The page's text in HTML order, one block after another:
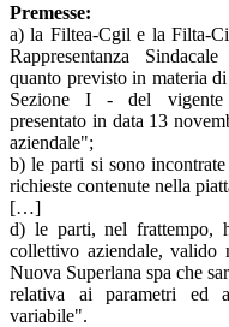
Premesse:
a) la Filtea-Cgil e la Filta-
Rappresentanza
quanto previsto in materia
Sezione I - del vigente
presentato in data 13
aziendale";
b) le parti si sono
richieste contenute nella
[…]
d) le parti, nel frattempo,
collettivo aziendale,
Nuova Superlana spa che
relativa ai parametri ed
variabile".